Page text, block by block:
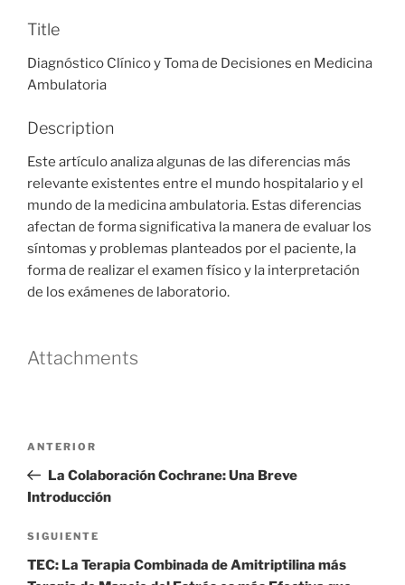
Title
Diagnóstico Clínico y Toma de Decisiones en Medicina
Ambulatoria
Description
Este artículo analiza algunas de las diferencias más
relevante existentes entre el mundo hospitalario y el
mundo de la medicina ambulatoria. Estas diferencias
afectan de forma significativa la manera de evaluar los
síntomas y problemas planteados por el paciente, la
forma de realizar el examen físico y la interpretación
de los exámenes de laboratorio.
Attachments
entradas
Entrada
anterior
ANTERIOR
La Colaboración Cochrane: Una Breve
Introducción
Siguiente
entrada
SIGUIENTE
TEC: La Terapia Combinada de Amitriptilina más